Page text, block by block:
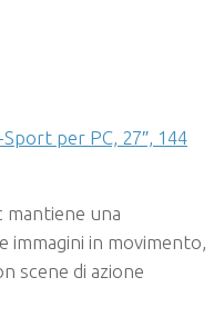
per PC, 27″, 144
mantiene una
immagini in movimento,
scene di azione